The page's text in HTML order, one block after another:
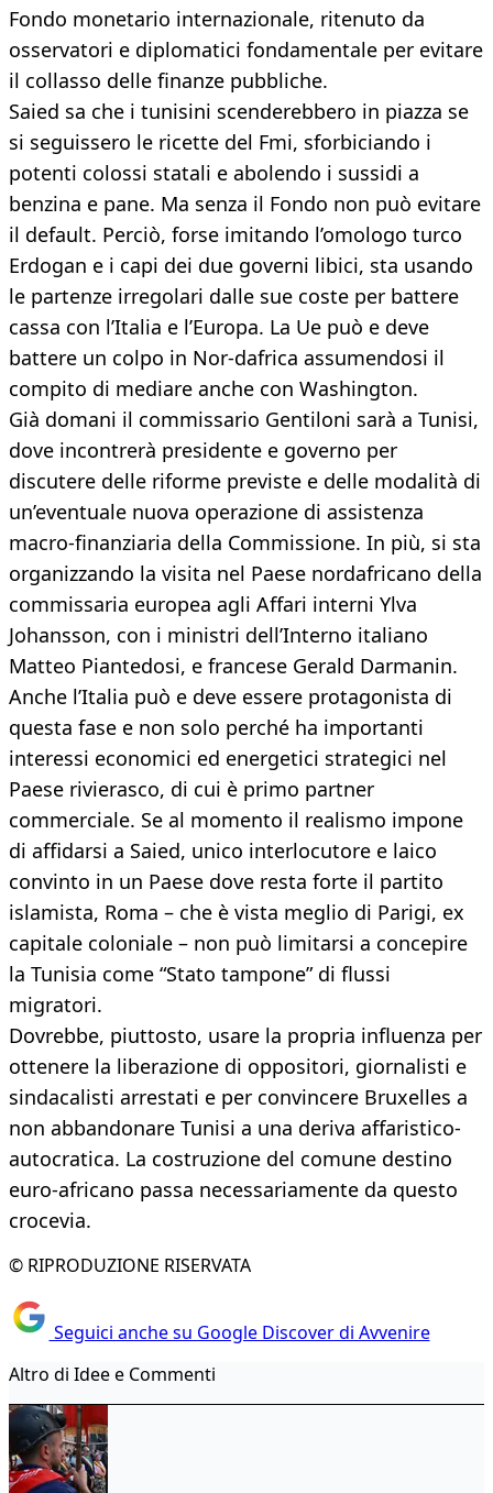
Fondo monetario internazionale, ritenuto da
osservatori e diplomatici fondamentale per evitare
il collasso delle finanze pubbliche.
Saied sa che i tunisini scenderebbero in piazza se
si seguissero le ricette del Fmi, sforbiciando i
potenti colossi statali e abolendo i sussidi a
benzina e pane. Ma senza il Fondo non può evitare
il default. Perciò, forse imitando l’omologo turco
Erdogan e i capi dei due governi libici, sta usando
le partenze irregolari dalle sue coste per battere
cassa con l’Italia e l’Europa. La Ue può e deve
battere un colpo in Nor-dafrica assumendosi il
compito di mediare anche con Washington.
Già domani il commissario Gentiloni sarà a Tunisi,
dove incontrerà presidente e governo per
discutere delle riforme previste e delle modalità di
un’eventuale nuova operazione di assistenza
macro-finanziaria della Commissione. In più, si sta
organizzando la visita nel Paese nordafricano della
commissaria europea agli Affari interni Ylva
Johansson, con i ministri dell’Interno italiano
Matteo Piantedosi, e francese Gerald Darmanin.
Anche l’Italia può e deve essere protagonista di
questa fase e non solo perché ha importanti
interessi economici ed energetici strategici nel
Paese rivierasco, di cui è primo partner
commerciale. Se al momento il realismo impone
di affidarsi a Saied, unico interlocutore e laico
convinto in un Paese dove resta forte il partito
islamista, Roma – che è vista meglio di Parigi, ex
capitale coloniale – non può limitarsi a concepire
la Tunisia come “Stato tampone” di flussi
migratori.
Dovrebbe, piuttosto, usare la propria influenza per
ottenere la liberazione di oppositori, giornalisti e
sindacalisti arrestati e per convincere Bruxelles a
non abbandonare Tunisi a una deriva affaristico-
autocratica. La costruzione del comune destino
euro-africano passa necessariamente da questo
crocevia.
© RIPRODUZIONE RISERVATA
Seguici anche su Google Discover di Avvenire
Altro di Idee e Commenti